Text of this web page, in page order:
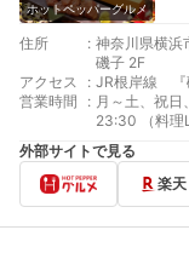
ホットペッパーグルメ
住所 : 神奈川県横浜
磯子 2F
アクセス
: JR根岸線 『
営業時間
: 月～土、祝
23:30 （料理
外部サイトで見る
楽